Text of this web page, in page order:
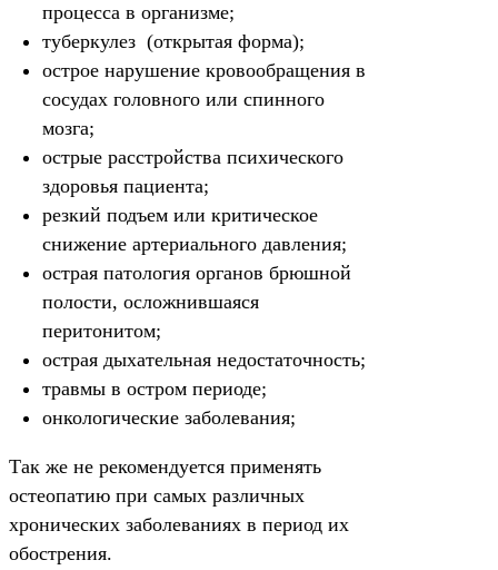
процесса в организме;
туберкулез (открытая форма);
острое нарушение кровообращения в
сосудах головного или спинного
мозга;
острые расстройства психического
здоровья пациента;
резкий подъем или критическое
снижение артериального давления;
острая патология органов брюшной
полости, осложнившаяся
перитонитом;
острая дыхательная недостаточность;
травмы в остром периоде;
онкологические заболевания;
Так же не рекомендуется применять
остеопатию при самых различных
хронических заболеваниях в период их
обострения.